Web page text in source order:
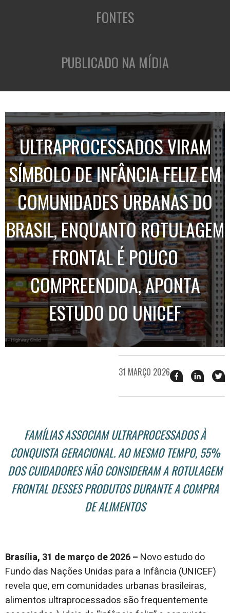
FONTES
PUBLICADO NA MÍDIA
ULTRAPROCESSADOS VIRAM
SÍMBOLO DE INFÂNCIA FELIZ EM
COMUNIDADES URBANAS DO
BRASIL, ENQUANTO ROTULAGEM
FRONTAL É POUCO
COMPREENDIDA, APONTA
ESTUDO DO UNICEF
31 MARÇO 2026 Compartilhar
esse
no
esse
no
FAMÍLIAS ASSOCIAM ULTRAPROCESSADOS À
CONQUISTA GERACIONAL. AO MESMO TEMPO, 55%
DOS CUIDADORES NÃO CONSIDERAM A ROTULAGEM
FRONTAL DESSES PRODUTOS DURANTE A COMPRA
DE ALIMENTOS
Brasília, 31 de março de 2026 – Novo estudo do
Fundo das Nações Unidas para a Infância (UNICEF)
revela que, em comunidades urbanas brasileiras,
alimentos ultraprocessados são frequentemente